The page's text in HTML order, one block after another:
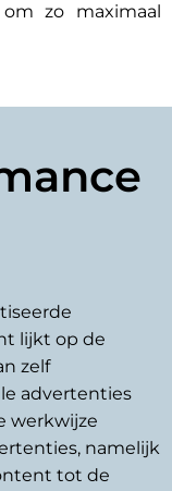
zo maximaal
lijkt op de
zelf
advertenties
werkwijze
namelijk
tot de